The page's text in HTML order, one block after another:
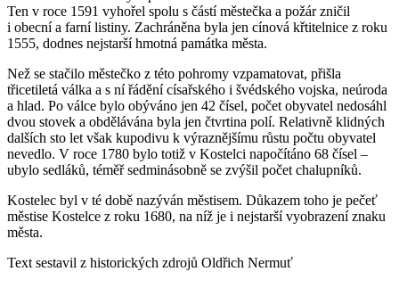
Ten v roce 1591 vyhořel spolu s částí městečka a požár zničil
i obecní a farní listiny. Zachráněna byla jen cínová křtitelnice z roku
1555, dodnes nejstarší hmotná památka města.
Než se stačilo městečko z této pohromy vzpamatovat, přišla
třicetiletá válka a s ní řádění císařského i švédského vojska, neúroda
a hlad. Po válce bylo obýváno jen 42 čísel, počet obyvatel nedosáhl
dvou stovek a obdělávána byla jen čtvrtina polí. Relativně klidných
dalších sto let však kupodivu k výraznějšímu růstu počtu obyvatel
nevedlo. V roce 1780 bylo totiž v Kostelci napočítáno 68 čísel –
ubylo sedláků, téměř sedminásobně se zvýšil počet chalupníků.
Kostelec byl v té době nazýván městisem. Důkazem toho je pečeť
městise Kostelce z roku 1680, na níž je i nejstarší vyobrazení znaku
města.
Text sestavil z historických zdrojů Oldřich Nermuť